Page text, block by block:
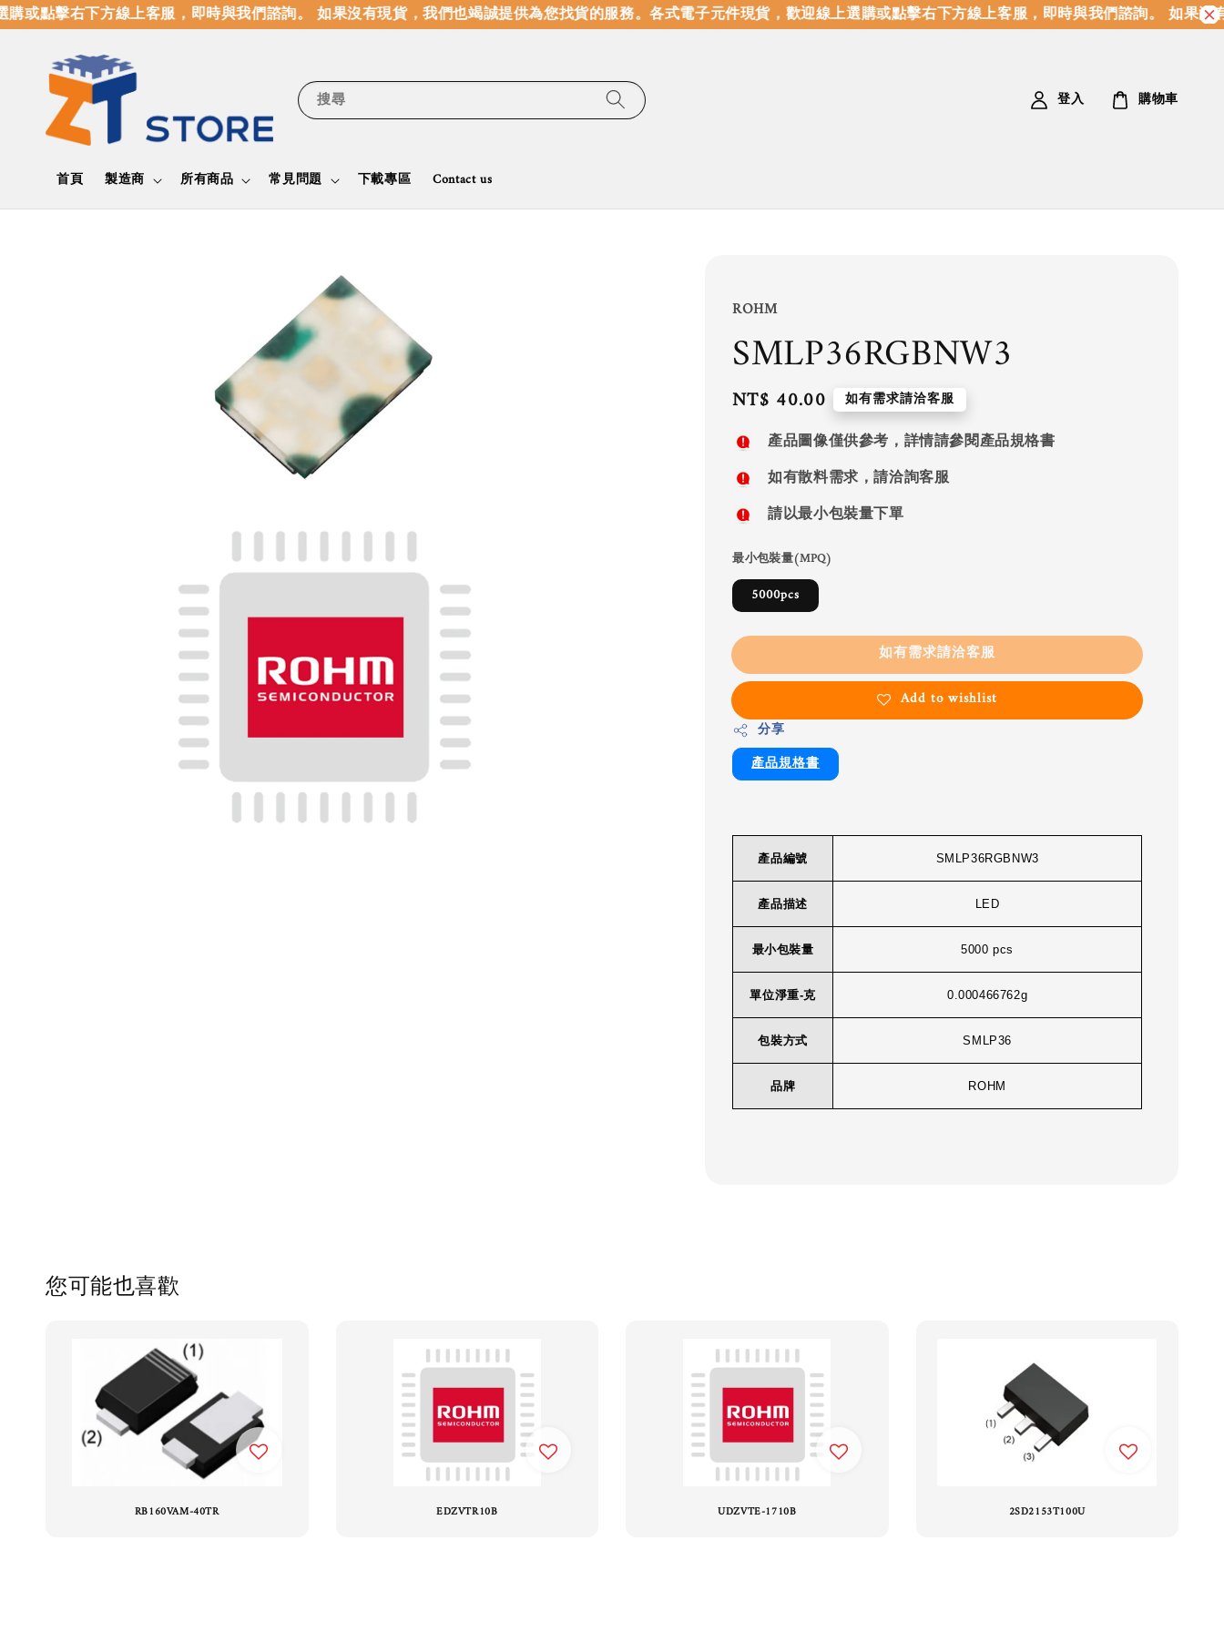
點擊右下方線上客服，即時與我們諮詢。 如果沒有現貨，我們也竭誠提供為您找貨的服務。各式電子元件現貨，歡迎線上選購或點擊右下方線上客服，即時與我們諮詢。 如果沒有
搜尋
首頁 製造商 所有商品 常見問題 下載專區 Contact us
登入 購物車
ROHM
SMLP36RGBNW3
Regular
price
NT$ 40.00 如有需求請洽客服
產品圖像僅供參考，詳情請參閱產品規格書
如有散料需求，請洽詢客服
請以最小包裝量下單
最小包裝量(MPQ)
5000pcs
如有需求請洽客服
Add to wishlist
分享
產品規格書
產品編號 SMLP36RGBNW3
產品描述 LED
最小包裝量 5000 pcs
單位淨重-克 0.000466762g
包裝方式 SMLP36
品牌 ROHM
您可能也喜歡
RB160VAM-40TR EDZVTR10B UDZVTE-1710B 2SD2153T100U